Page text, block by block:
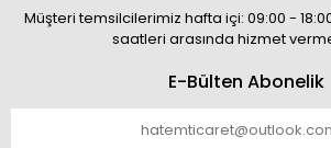
Müşteri temsilcilerimiz hafta içi: 09:00 -
saatleri arasında hizmet
E-Bülten Abonelik